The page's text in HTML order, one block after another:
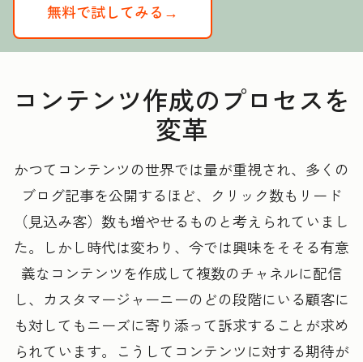
無料で試してみる→
コンテンツ作成のプロセスを
変革
かつてコンテンツの世界では量が重視され、多くの
ブログ記事を公開するほど、クリック数もリード
（見込み客）数も増やせるものと考えられていまし
た。しかし時代は変わり、今では興味をそそる有意
義なコンテンツを作成して複数のチャネルに配信
し、カスタマージャーニーのどの段階にいる顧客に
も対してもニーズに寄り添って訴求することが求め
られています。こうしてコンテンツに対する期待が